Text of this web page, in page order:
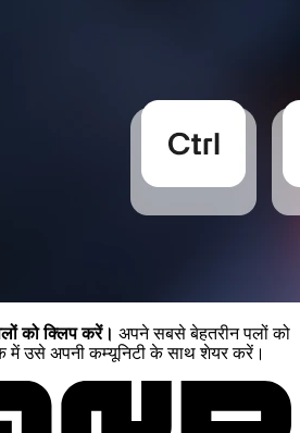
को क्लिप करें। अपने सबसे बेहतरीन पलों को
में उसे अपनी कम्यूनिटी के साथ शेयर करें।